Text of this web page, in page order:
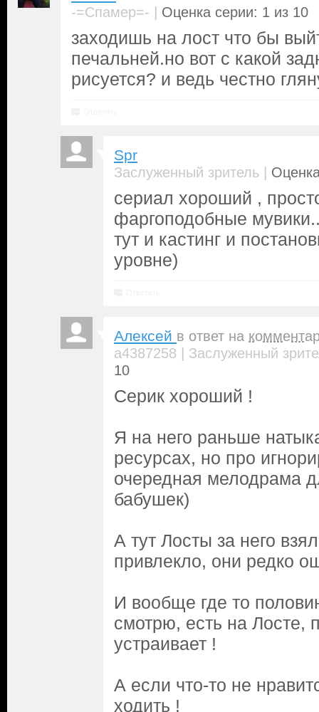
-=Спамер=- | Оценка серии: 1 из 10
заходишь на лост что бы
печальней.но вот с какой
рисуется? и ведь честно
Spr
Заслуженный зритель |
сериал хороший ,
фаргоподобные
тут и кастинг и
уровне)
Алексей в ответ на
a4387258 | Заслуженный
10
Серик хороший !
Я на него раньше
ресурсах, но про
очередная мелодрама
бабушек)
А тут Лосты за него
привлекло, они редко
И вообще где то
смотрю, есть на Лосте,
устраивает !
А если что-то не
ходить !